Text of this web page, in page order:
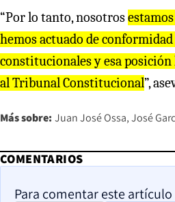
“Por lo tanto, nosotros
hemos actuado de
constitucionales y esa posición
al Tribunal Constitucional”,
Más sobre: Juan José Ossa José
COMENTARIOS
Para comentar este